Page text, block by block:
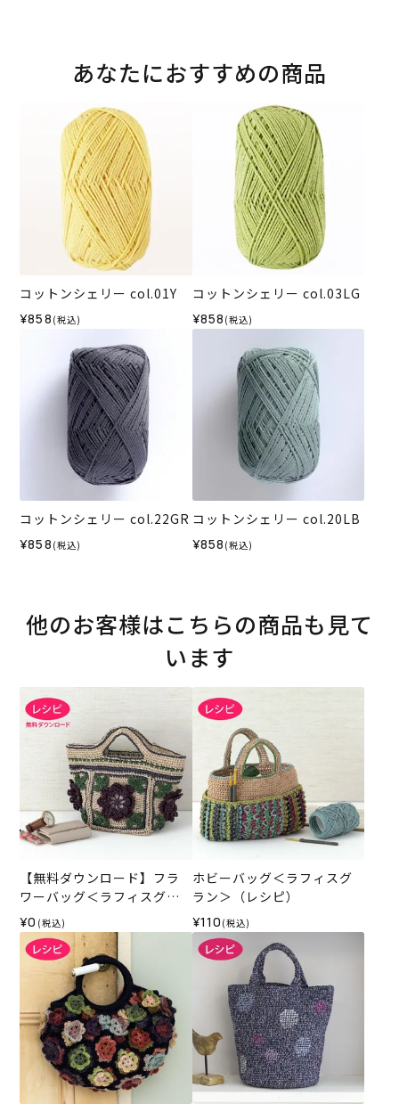
あなたにおすすめの商品
コットンシェリー col.01Y
¥858 (税込)
コットンシェリー col.03LG
¥858 (税込)
コットンシェリー col.22GR
¥858 (税込)
コットンシェリー col.20LB
¥858 (税込)
他のお客様はこちらの商品も見て
います
【無料ダウンロード】フラ
ワーバッグ＜ラフィスグラ
ン＞（レシピ）
¥0 (税込)
ホビーバッグ＜ラフィスグ
ラン＞（レシピ）
¥110 (税込)